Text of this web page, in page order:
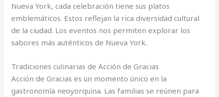
Nueva York, cada celebración tiene sus platos
emblemáticos. Estos reflejan la rica diversidad cultural
de la ciudad. Los eventos nos permiten explorar los
sabores más auténticos de Nueva York.
Tradiciones culinarias de Acción de Gracias
Acción de Gracias es un momento único en la
gastronomía neoyorquina. Las familias se reúnen para